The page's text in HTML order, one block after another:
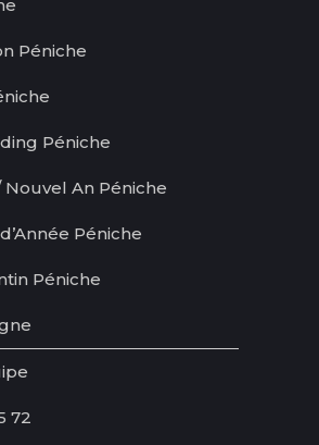
Péniche
Péniche
Nouvel An Péniche
Péniche
Péniche
72